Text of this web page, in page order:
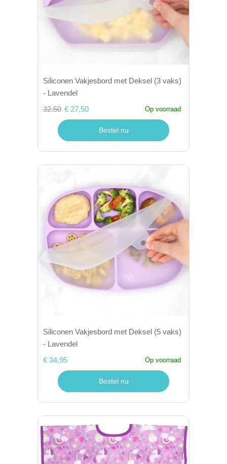
Siliconen Vakjesbord met Deksel (3 vaks)
- Lavendel
32.50 € 27,50 Op voorraad
Bestel nu
Siliconen Vakjesbord met Deksel (5 vaks)
- Lavendel
€ 34,95
Op voorraad
Bestel nu